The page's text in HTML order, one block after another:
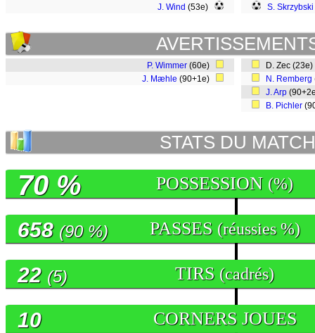
J. Wind (53e)
S. Skrzybski
P. Wimmer (60e)
J. Mæhle (90+1e)
D. Zec
N. Remberg
J. Arp
B. Pichler
STATS DU MATCH
POSSESSION (%)
70 %
PASSES (réussies %)
658 (90 %)
TIRS (cadrés)
22 (5)
CORNERS JOUES
10